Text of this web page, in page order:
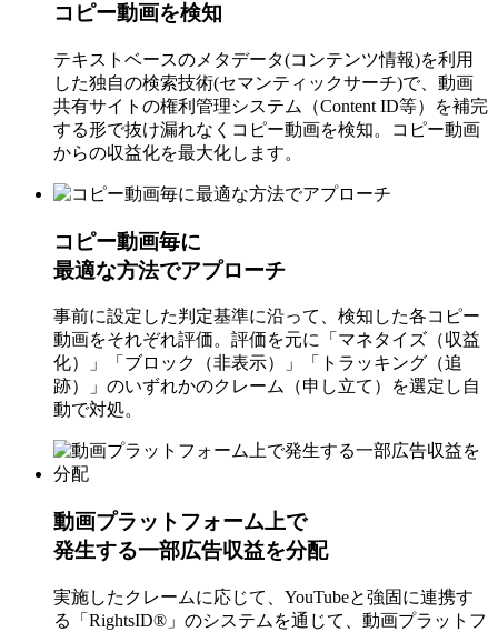
コピー動画を検知
テキストベースのメタデータ(コンテンツ情報)を利用
した独自の検索技術(セマンティックサーチ)で、動画
共有サイトの権利管理システム（Content ID等）を補完
する形で抜け漏れなくコピー動画を検知。コピー動画
からの収益化を最大化します。
コピー動画毎に
最適な方法でアプローチ
事前に設定した判定基準に沿って、検知した各コピー
動画をそれぞれ評価。評価を元に「マネタイズ（収益
化）」「ブロック（非表示）」「トラッキング（追
跡）」のいずれかのクレーム（申し立て）を選定し自
動で対処。
動画プラットフォーム上で
発生する一部広告収益を分配
実施したクレームに応じて、YouTubeと強固に連携す
る「RightsID®」のシステムを通じて、動画プラットフ